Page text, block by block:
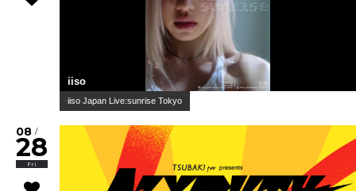
iiso
iiso Japan Live:sunrise Tokyo
08 /
28
Fri